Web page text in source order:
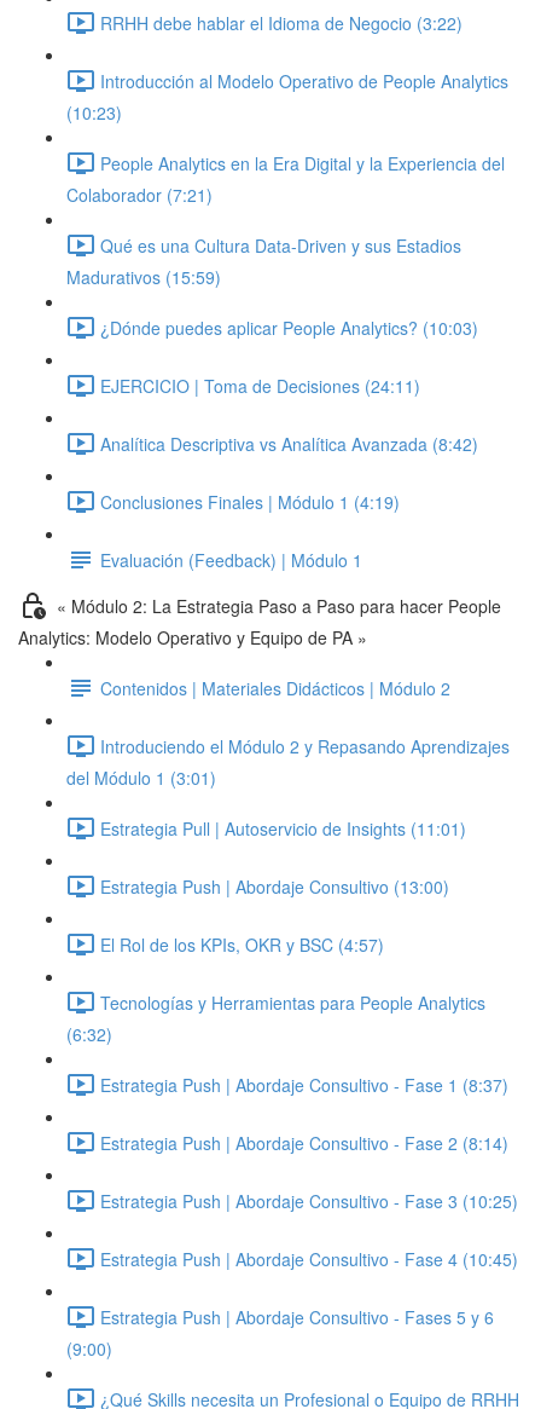
RRHH debe hablar el Idioma de Negocio (3:22)
Introducción al Modelo Operativo de People Analytics
(10:23)
People Analytics en la Era Digital y la Experiencia del
Colaborador (7:21)
Qué es una Cultura Data-Driven y sus Estadios
Madurativos (15:59)
¿Dónde puedes aplicar People Analytics? (10:03)
EJERCICIO | Toma de Decisiones (24:11)
Analítica Descriptiva vs Analítica Avanzada (8:42)
Conclusiones Finales | Módulo 1 (4:19)
Evaluación (Feedback) | Módulo 1
« Módulo 2: La Estrategia Paso a Paso para hacer People
Analytics: Modelo Operativo y Equipo de PA »
Contenidos | Materiales Didácticos | Módulo 2
Introduciendo el Módulo 2 y Repasando Aprendizajes
del Módulo 1 (3:01)
Estrategia Pull | Autoservicio de Insights (11:01)
Estrategia Push | Abordaje Consultivo (13:00)
El Rol de los KPIs, OKR y BSC (4:57)
Tecnologías y Herramientas para People Analytics
(6:32)
Estrategia Push | Abordaje Consultivo - Fase 1 (8:37)
Estrategia Push | Abordaje Consultivo - Fase 2 (8:14)
Estrategia Push | Abordaje Consultivo - Fase 3 (10:25)
Estrategia Push | Abordaje Consultivo - Fase 4 (10:45)
Estrategia Push | Abordaje Consultivo - Fases 5 y 6
(9:00)
¿Qué Skills necesita un Profesional o Equipo de RRHH